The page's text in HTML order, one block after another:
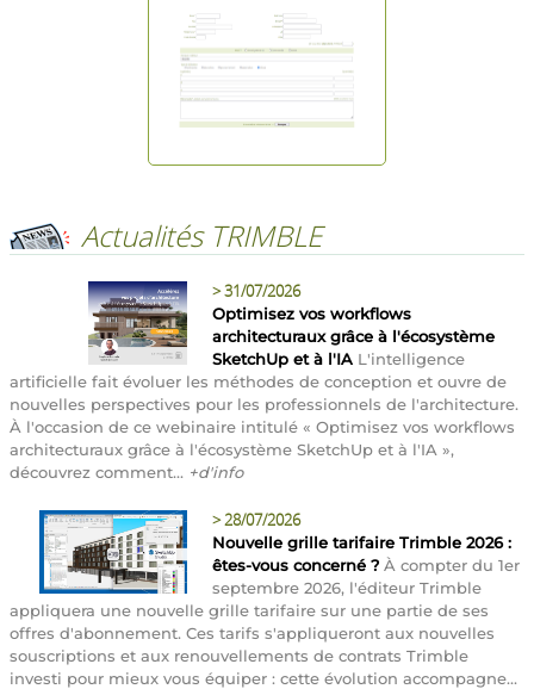
Actualités TRIMBLE
>31/07/2026
Optimisez vos workflows
architecturaux grâce à l'écosystème
SketchUp et à l'IA L'intelligence
artificielle fait évoluer les méthodes de conception et ouvre de
nouvelles perspectives pour les professionnels de l'architecture.
À l'occasion de ce webinaire intitulé « Optimisez vos workflows
architecturaux grâce à l'écosystème SketchUp et à l'IA »,
découvrez comment... +d'info
>28/07/2026
Nouvelle grille tarifaire Trimble 2026 :
êtes-vous concerné ? À compter du 1er
septembre 2026, l'éditeur Trimble
appliquera une nouvelle grille tarifaire sur une partie de ses
offres d'abonnement. Ces tarifs s'appliqueront aux nouvelles
souscriptions et aux renouvellements de contrats Trimble
investi pour mieux vous équiper : cette évolution accompagne...